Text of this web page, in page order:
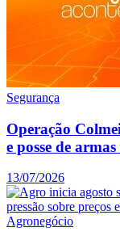
Segurança
Operação
e posse de
13/07/2026
Agronegócio